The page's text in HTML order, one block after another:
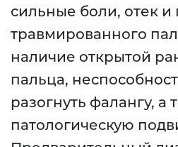
сильные боли, отек
травмированного
наличие открытой
пальца,
разогнуть фалангу, а
патологическую